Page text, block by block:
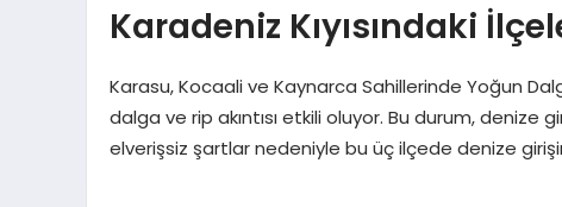
Karadeniz Kıyısındaki
Karasu, Kocaali ve Kaynarca Sahillerinde Yoğun
dalga ve rip akıntısı etkili oluyor. Bu durum, denize
elverişsiz şartlar nedeniyle bu üç ilçede denize